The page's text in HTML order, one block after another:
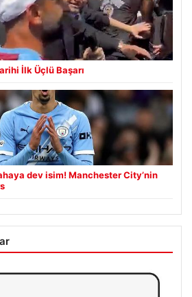
İlk Üçlü Başarı
dev isim! Manchester City’nin